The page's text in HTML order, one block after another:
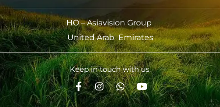
HO – Asiavision Group
United Arab Emirates
Keep in touch with us.